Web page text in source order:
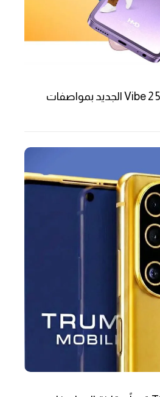
HMD تطلق هاتف Vibe 2 5G الجديد بمواصفات